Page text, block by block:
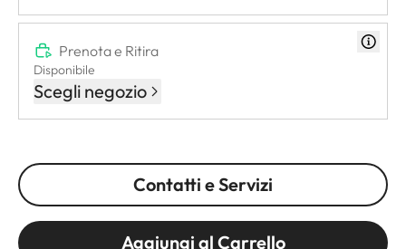
Prenota e Ritira
Disponibile
Scegli negozio
Contatti e Servizi
Aggiungi al Carrello